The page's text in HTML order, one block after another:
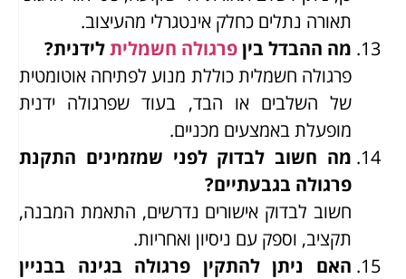
תאורה נתלים כחלק אינטגרלי מהעיצוב.
מה ההבדל ביןפרגולה חשמליתלידנית?
פרגולה חשמלית כוללת מנוע לפתיחה אוטומטית
של השלבים או הבד, בעוד שפרגולה ידנית
מופעלת באמצעים מכניים.
מה חשוב לבדוק לפני שמזמינים התקנת
פרגולה בגבעתיים?
חשוב לבדוק אישורים נדרשים, התאמת המבנה,
תקציב, וספק עם ניסיון ואחריות.
האם ניתן להתקין פרגולה בגינה בבניין